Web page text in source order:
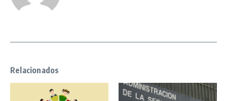
Relacionados